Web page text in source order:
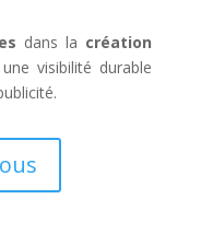
dans la création
visibilité durable